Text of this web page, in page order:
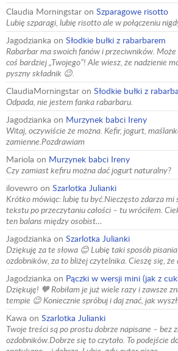
Claudia Morningstar on Szparagowe risotto
Lubię szparagi, lubię risotto ale w połączeniu
Jagodzianka on Słodkie bułki z rabarbarem
Rabarbar ma swoich fanów i przeciwników.
coś bardziej „Twojego”! Ale wiesz, że nadzienie
pyszny składnik 😉.
ClaudiaMorningstar on Słodkie bułki z
Odpada, nie jestem fanka rabarbaru.
Jagodzianka on Murzynek babci Ireny
Witaj, oczywiście że można. Kefir, jogurt,
zamienne.Pozdrawiam
Mariola on Murzynek babci Ireny
Czy zamiast kefiru można dać jogurt naturalny?
ilovewro on Szarlotka Julianki
Krótko mówiąc: lubię tu być.Nieczęsto zdarza mi
tekstu po przeczytaniu całości – tu wróciłem.
ten balans między osobist…
Jagodzianka on Szarlotka Julianki
Dziękuję za te słowa 😊 Lubię taki sposób
ozdobników, za to bliżej czytelnika. Cieszę się, że
Jagodzianka on Pączki w wersji mini (jak z
Dziękuję! 🧡 Robiłam je już wiele razy i zawsze
tempie 😉 Koniecznie spróbuj i daj znać, jak
Kawa on Szarlotka Julianki
Twoje treści są po prostu dobrze napisane – bez
ozdobników.Dobrze się to czytało. To podejście